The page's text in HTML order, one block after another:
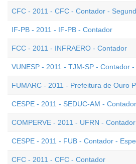
CFC - 2011 - CFC - Contador -
IF-PB - 2011 - IF-PB - Contador
FCC - 2011 - INFRAERO - Contador
VUNESP - 2011 - TJM-SP - Contador
FUMARC - 2011 - Prefeitura de Ouro
CESPE - 2011 - SEDUC-AM - Contador
COMPERVE - 2011 - UFRN -
CESPE - 2011 - FUB - Contador -
CFC - 2011 - CFC - Contador